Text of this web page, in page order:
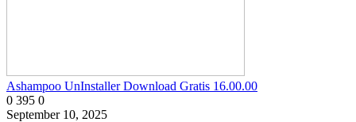
Ashampoo UnInstaller Download Gratis 16.00.00
0 395 0
September 10, 2025